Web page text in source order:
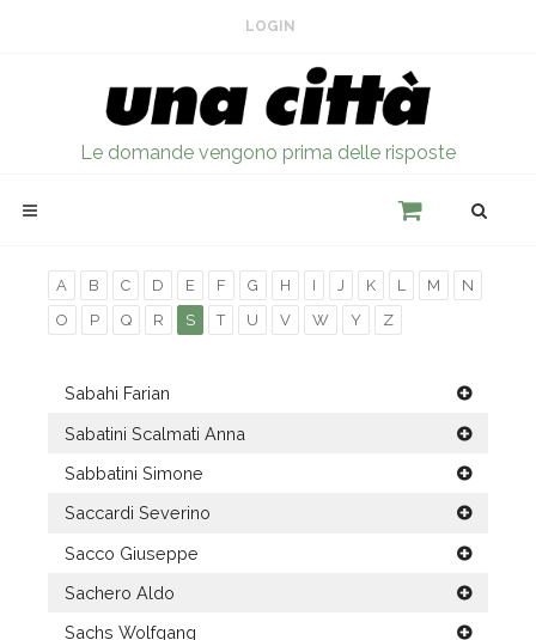
LOGIN
Le domande vengono prima delle risposte
A B C D E F G H I J K L M
N
O
P Q R S T U V W Y Z
Sabahi Farian
Sabatini Scalmati Anna
Sabbatini Simone
Saccardi Severino
Sacco Giuseppe
Sachero Aldo
Sachs Wolfgang